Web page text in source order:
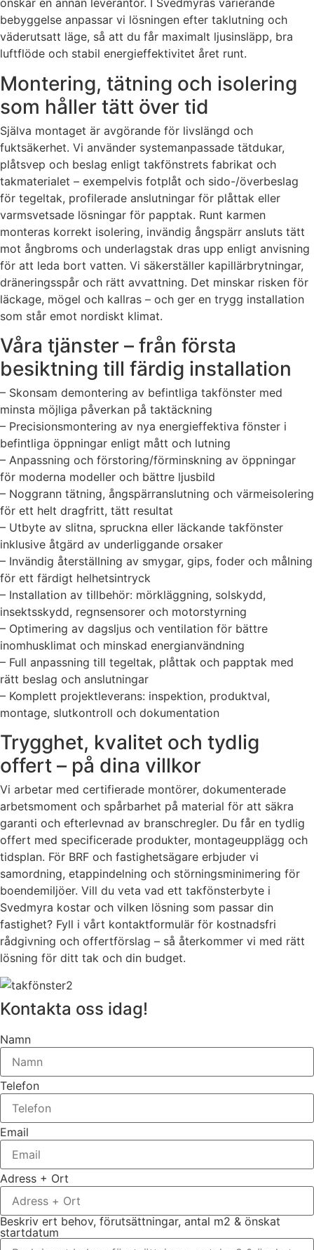
önskar en annan leverantör. I Svedmyras varierande
bebyggelse anpassar vi lösningen efter taklutning och
väderutsatt läge, så att du får maximalt ljusinsläpp, bra
luftflöde och stabil energieffektivitet året runt.
Montering, tätning och isolering
som håller tätt över tid
Själva montaget är avgörande för livslängd och
fuktsäkerhet. Vi använder systemanpassade tätdukar,
plåtsvep och beslag enligt takfönstrets fabrikat och
takmaterialet – exempelvis fotplåt och sido-/överbeslag
för tegeltak, profilerade anslutningar för plåttak eller
varmsvetsade lösningar för papptak. Runt karmen
monteras korrekt isolering, invändig ångspärr ansluts tätt
mot ångbroms och underlagstak dras upp enligt anvisning
för att leda bort vatten. Vi säkerställer kapillärbrytningar,
dräneringsspår och rätt avvattning. Det minskar risken för
läckage, mögel och kallras – och ger en trygg installation
som står emot nordiskt klimat.
Våra tjänster – från första
besiktning till färdig installation
– Skonsam demontering av befintliga takfönster med
minsta möjliga påverkan på taktäckning
– Precisionsmontering av nya energieffektiva fönster i
befintliga öppningar enligt mått och lutning
– Anpassning och förstoring/förminskning av öppningar
för moderna modeller och bättre ljusbild
– Noggrann tätning, ångspärranslutning och värmeisolering
för ett helt dragfritt, tätt resultat
– Utbyte av slitna, spruckna eller läckande takfönster
inklusive åtgärd av underliggande orsaker
– Invändig återställning av smygar, gips, foder och målning
för ett färdigt helhetsintryck
– Installation av tillbehör: mörkläggning, solskydd,
insektsskydd, regnsensorer och motorstyrning
– Optimering av dagsljus och ventilation för bättre
inomhusklimat och minskad energianvändning
– Full anpassning till tegeltak, plåttak och papptak med
rätt beslag och anslutningar
– Komplett projektleverans: inspektion, produktval,
montage, slutkontroll och dokumentation
Trygghet, kvalitet och tydlig
offert – på dina villkor
Vi arbetar med certifierade montörer, dokumenterade
arbetsmoment och spårbarhet på material för att säkra
garanti och efterlevnad av branschregler. Du får en tydlig
offert med specificerade produkter, montageupplägg och
tidsplan. För BRF och fastighetsägare erbjuder vi
samordning, etappindelning och störningsminimering för
boendemiljöer. Vill du veta vad ett takfönsterbyte i
Svedmyra kostar och vilken lösning som passar din
fastighet? Fyll i vårt kontaktformulär för kostnadsfri
rådgivning och offertförslag – så återkommer vi med rätt
lösning för ditt tak och din budget.
Kontakta oss idag!
Namn
Telefon
Email
Adress + Ort
Beskriv ert behov, förutsättningar, antal m2 & önskat
startdatum